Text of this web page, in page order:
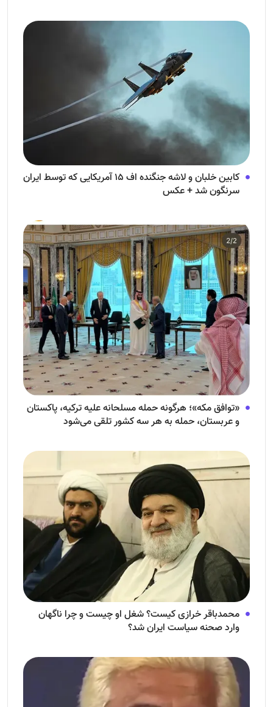
کابین خلبان و لاشه جنگنده اف ۱۵ آمریکایی که توسط ایران
سرنگون شد + عکس
«توافق مکه»؛ هرگونه حمله مسلحانه علیه ترکیه، پاکستان
و عربستان، حمله به هر سه کشور تلقی می‌شود
محمدباقر خرازی کیست؟ شغل او چیست و چرا ناگهان
وارد صحنه سیاست ایران شد؟